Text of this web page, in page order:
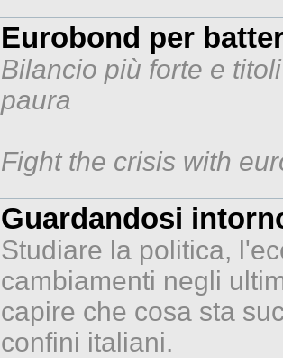
Eurobond per
Bilancio più forte e
paura
Fight the crisis with
Guardandosi
Studiare la politica,
cambiamenti negli
capire che cosa sta
confini italiani.